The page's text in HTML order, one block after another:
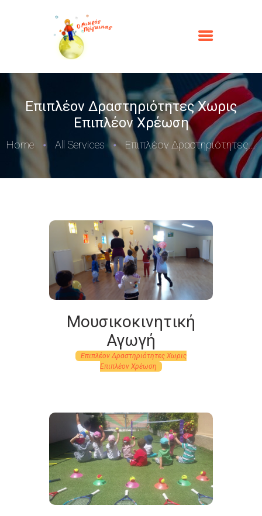
Επιπλέον Δραστηριότητες Χωρις
Eπιπλέον Xρέωση
Home All Services Επιπλέον Δραστηριότητες...
Ο ΜΙΚΡΌΣ ΠΡΊΓΚΙΠΑΣ
ΕΠΙΚΟΙΝΩΝΊΑ
Μουσικοκινητική
Αγωγή
Επιπλέον Δραστηριότητες Χωρις
Eπιπλέον Xρέωση